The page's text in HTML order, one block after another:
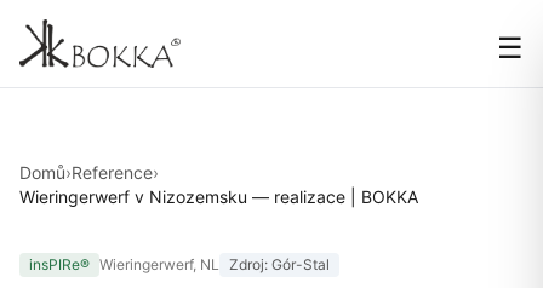
☰
Domů›Reference›
Wieringerwerf v Nizozemsku — realizace | BOKKA
insPIRe® Wieringerwerf, NL Zdroj: Gór-Stal